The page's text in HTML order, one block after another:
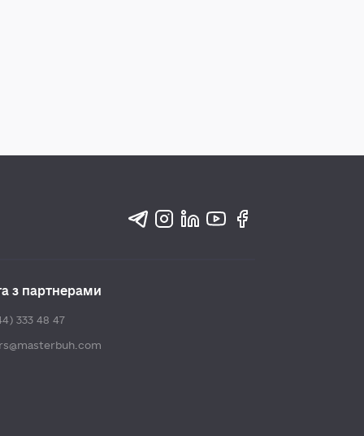
з партнерами
333 48 47